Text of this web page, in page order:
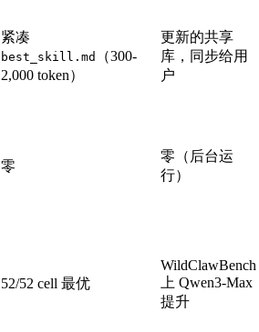
紧凑
best_skill.md
（300-
2,000 token）
更新的共享
库，同步给用
户
零
零（后台运
行）
52/52 cell 最优
WildClawBench
上 Qwen3-Max
提升